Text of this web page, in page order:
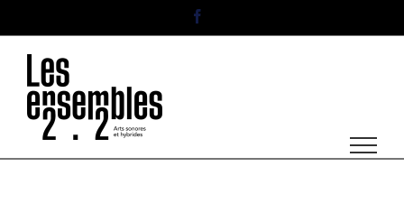
contenu